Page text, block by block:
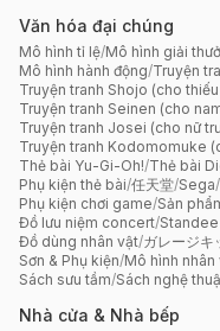
Văn hóa đại chúng
Mô hình tỉ lệ/Mô hình giải
Mô hình hành động/Truyện
Truyện tranh Shojo (cho
Truyện tranh Seinen (cho
Truyện tranh Josei (cho nữ
Truyện tranh Kodomomuke
Thẻ bài Yu-Gi-Oh!/Thẻ bài
Phụ kiện thẻ bài/任天堂/Sega/
Phụ kiện chơi game/Sản
Đồ lưu niệm concert/
Đồ dùng nhân vật/ガレージキ
Sơn & Phụ kiện/Mô hình nhân
Sách sưu tầm/Sách nghệ
Nhà cửa & Nhà bếp